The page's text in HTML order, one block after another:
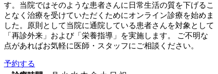
す。当院ではそのような患者さんに日常生活の質を下げるこ
となく治療を受けていただくためにオンライン診療を始めま
した。原則として当院に通院している患者さんを対象として
「再診外来」および「栄養指導」を実施します。 ご不明な
点があればお気軽に医師・スタッフにご相談ください。
予約する